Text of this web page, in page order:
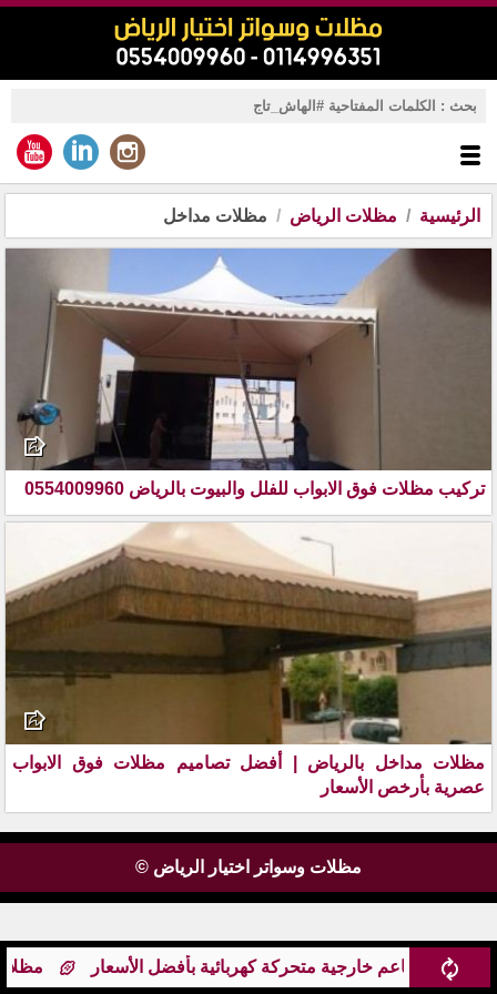
الرئيسية مظلات الرياض مظلات مداخل
ومطاعم خارجية متحركة كهربائية بأفضل الأسعار
تركيب مظلات فوق الابواب للفلل والبيوت بالرياض 0554009960
مظلات مداخل بالرياض | أفضل تصاميم مظلات فوق الابواب
عصرية بأرخص الأسعار
مظلات وسواتر اختيار الرياض ©